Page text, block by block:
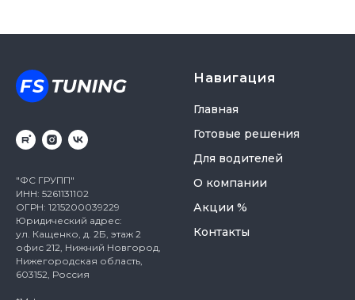
"ФС ГРУПП"
ИНН: 5261131102
ОГРН: 1215200039229
Юридический адрес:
ул. Кащенко, д. 2Б, этаж 2
офис 212, Нижний Новгород,
Нижегородская область,
603152, Россия
Навигация
Главная
Готовые решения
Для водителей
О компании
Акции %
Контакты